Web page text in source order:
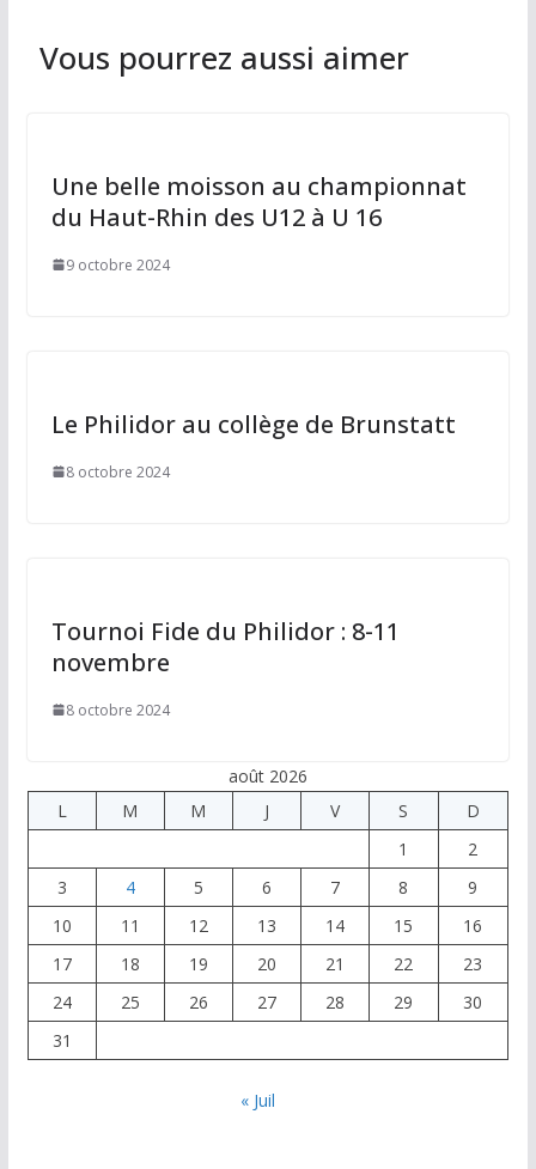
k
o
a
Vous pourrez aussi aimer
Une belle moisson au championnat
du Haut-Rhin des U12 à U 16
9 octobre 2024
Le Philidor au collège de Brunstatt
8 octobre 2024
Tournoi Fide du Philidor : 8-11
novembre
8 octobre 2024
août 2026
L
M M J V S
D
1
2
3
4 5 6 7 8
9
10
11 12 13 14 15
16
17
18 19 20 21 22
23
24
25 26 27 28 29
30
31
« Juil